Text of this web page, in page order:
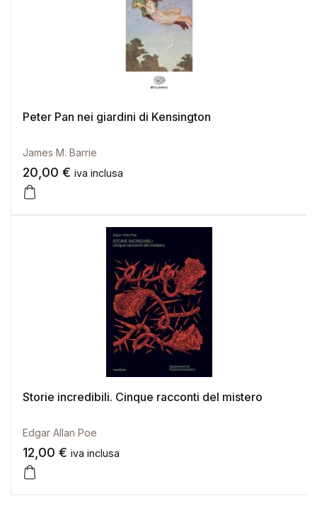
Peter Pan nei giardini di Kensington
James M. Barrie
20,00 € iva inclusa
Storie incredibili. Cinque racconti del mistero
Edgar Allan Poe
12,00 € iva inclusa